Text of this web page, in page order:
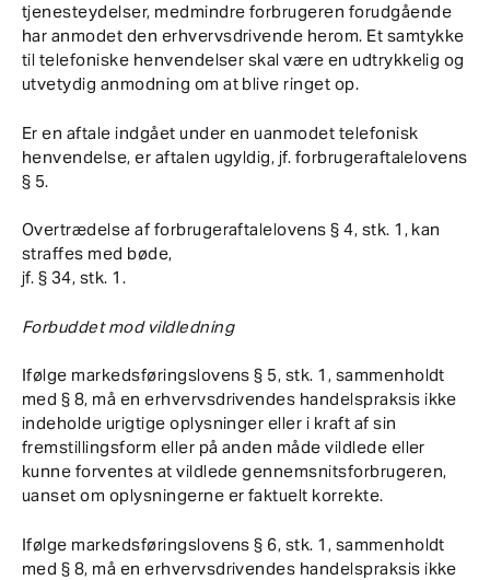
tjenesteydelser, medmindre forbrugeren forudgående
har anmodet den erhvervsdrivende herom. Et samtykke
til telefoniske henvendelser skal være en udtrykkelig og
utvetydig anmodning om at blive ringet op.
Er en aftale indgået under en uanmodet telefonisk
henvendelse, er aftalen ugyldig, jf. forbrugeraftalelovens
§ 5.
Overtrædelse af forbrugeraftalelovens § 4, stk. 1, kan
straffes med bøde,
jf. § 34, stk. 1.
Forbuddet mod vildledning
Ifølge markedsføringslovens § 5, stk. 1, sammenholdt
med § 8, må en erhvervsdrivendes handelspraksis ikke
indeholde urigtige oplysninger eller i kraft af sin
fremstillingsform eller på anden måde vildlede eller
kunne forventes at vildlede gennemsnitsforbrugeren,
uanset om oplysningerne er faktuelt korrekte.
Ifølge markedsføringslovens § 6, stk. 1, sammenholdt
med § 8, må en erhvervsdrivendes handelspraksis ikke